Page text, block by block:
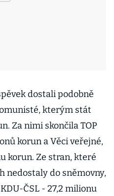
dostali podobně
kterým stát
Za nimi skončila TOP
korun a Věci veřejné,
korun. Ze stran, které
nedostaly do sněmovny,
ČSL - 27,2 milionu